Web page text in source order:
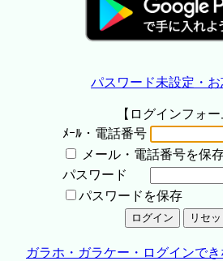
パスワード未設定・
【ログインフォー
ﾒｰﾙ・電話番号
メール・電話番号を保
パスワード
パスワードを保存
ガラホ・ガラケー・ログインで